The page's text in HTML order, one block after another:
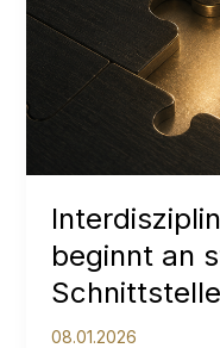
beginnt an
08.01.2026